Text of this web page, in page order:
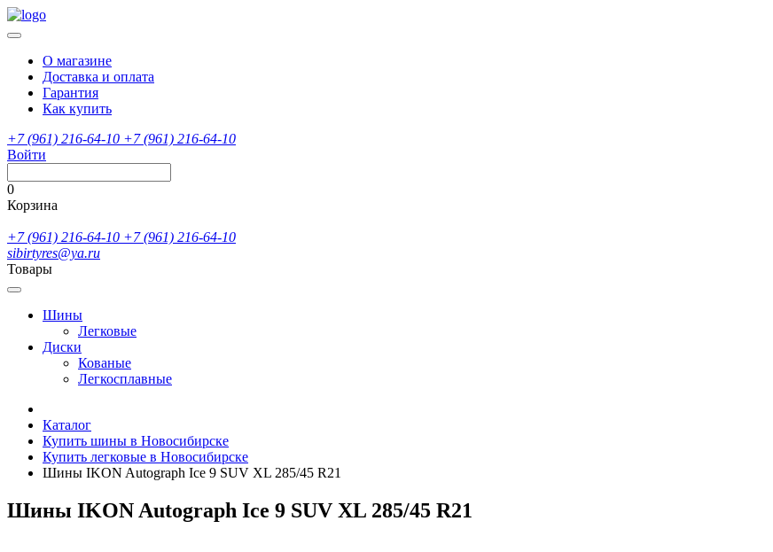
О магазине
Доставка и оплата
Гарантия
Как купить
+7 (961) 216-64-10 +7 (961) 216-64-10
Войти
0
Корзина
+7 (961) 216-64-10 +7 (961) 216-64-10
sibirtyres@ya.ru
Товары
Шины
Легковые
Диски
Кованые
Легкосплавные
Каталог
Купить шины в Новосибирске
Купить легковые в Новосибирске
Шины IKON Autograph Ice 9 SUV XL 285/45 R21
Шины IKON Autograph Ice 9 SUV XL 285/45 R21